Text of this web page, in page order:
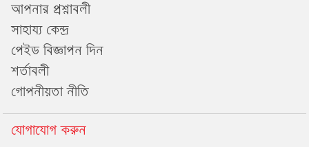
আপনার প্রশ্নাবলী
সাহায্য কেন্দ্র
পেইড বিজ্ঞাপন দিন
শর্তাবলী
গোপনীয়তা নীতি
যোগাযোগ করুন